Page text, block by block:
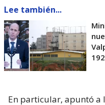
Lee también...
En particular, apuntó a